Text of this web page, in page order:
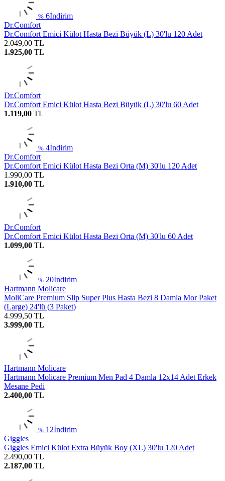
% 6İndirim
Dr.Comfort
Dr.Comfort Emici Külot Hasta Bezi Büyük (L) 30'lu 120 Adet
2.049,00 TL
1.925,00 TL
Dr.Comfort
Dr.Comfort Emici Külot Hasta Bezi Büyük (L) 30'lu 60 Adet
1.119,00 TL
% 4İndirim
Dr.Comfort
Dr.Comfort Emici Külot Hasta Bezi Orta (M) 30'lu 120 Adet
1.990,00 TL
1.910,00 TL
Dr.Comfort
Dr.Comfort Emici Külot Hasta Bezi Orta (M) 30'lu 60 Adet
1.099,00 TL
% 20İndirim
Hartmann Molicare
MoliCare Premium Slip Super Plus Hasta Bezi 8 Damla Mor Paket
(Large) 24'lü (3 Paket)
4.999,50 TL
3.999,00 TL
Hartmann Molicare
Hartmann Molicare Premium Men Pad 4 Damla 12x14 Adet Erkek
Mesane Pedi
2.400,00 TL
% 12İndirim
Giggles
Giggles Emici Külot Extra Büyük Boy (XL) 30'lu 120 Adet
2.490,00 TL
2.187,00 TL